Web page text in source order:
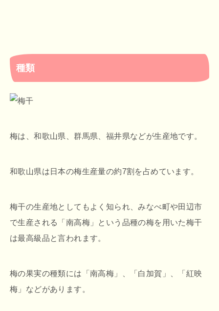
種類
梅は、和歌山県、群馬県、福井県などが生産地です。
和歌山県は日本の梅生産量の約7割を占めています。
梅干の生産地としてもよく知られ、みなべ町や田辺市
で生産される「南高梅」という品種の梅を用いた梅干
は最高級品と言われます。
梅の果実の種類には「南高梅」、「白加賀」、「紅映
梅」などがあります。